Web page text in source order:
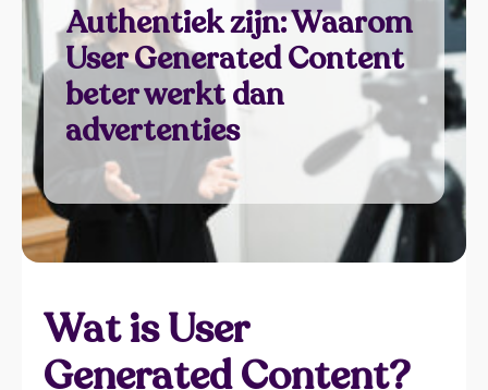
Authentiek zijn: Waarom
User Generated Content
beter werkt dan
advertenties
Wat is User
Generated Content?